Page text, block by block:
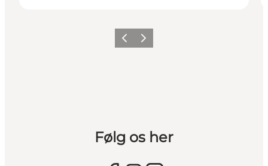
Vorherige Folie
Nächste Folie
Følg os her